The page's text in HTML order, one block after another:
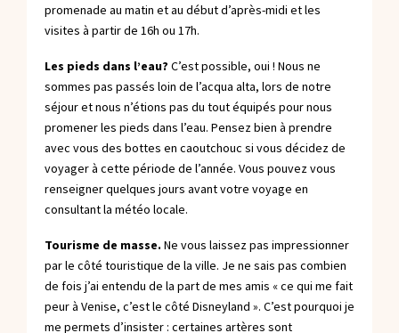
promenade au matin et au début d’après-midi et les
visites à partir de 16h ou 17h.
Les pieds dans l’eau? C’est possible, oui ! Nous ne
sommes pas passés loin de l’acqua alta, lors de notre
séjour et nous n’étions pas du tout équipés pour nous
promener les pieds dans l’eau. Pensez bien à prendre
avec vous des bottes en caoutchouc si vous décidez de
voyager à cette période de l’année. Vous pouvez vous
renseigner quelques jours avant votre voyage en
consultant la météo locale.
Tourisme de masse. Ne vous laissez pas impressionner
par le côté touristique de la ville. Je ne sais pas combien
de fois j’ai entendu de la part de mes amis « ce qui me fait
peur à Venise, c’est le côté Disneyland ». C’est pourquoi je
me permets d’insister : certaines artères sont